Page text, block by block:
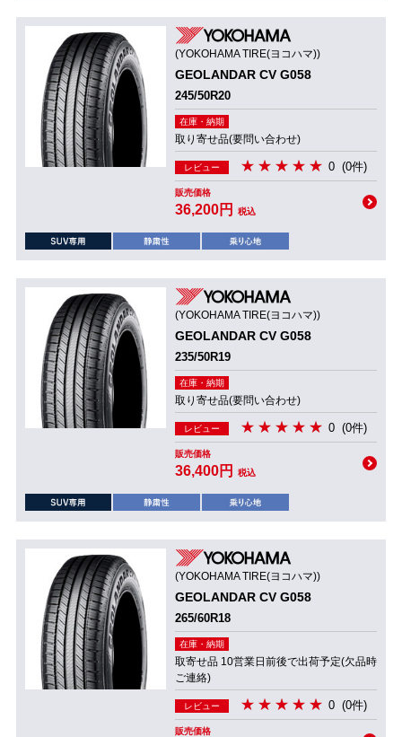
(YOKOHAMA TIRE(ヨコハマ))
GEOLANDAR CV G058
245/50R20
在庫・納期
取り寄せ品(要問い合わせ)
レビュー 0 (0件)
販売価格
36,200円 税込
(YOKOHAMA TIRE(ヨコハマ))
GEOLANDAR CV G058
235/50R19
在庫・納期
取り寄せ品(要問い合わせ)
レビュー 0 (0件)
販売価格
36,400円 税込
(YOKOHAMA TIRE(ヨコハマ))
GEOLANDAR CV G058
265/60R18
在庫・納期
取寄せ品 10営業日前後で出荷予定(欠品時
ご連絡)
レビュー 0 (0件)
販売価格